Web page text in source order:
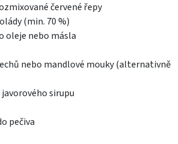
červené řepy
(min. 70 %)
oleje nebo másla
nebo mandlové mouky (alternativně
sirupu
pečiva